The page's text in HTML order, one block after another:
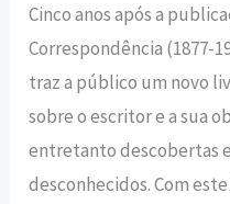
Cinco anos após a
Correspondência (1877-
traz a público um novo
sobre o escritor e a sua
entretanto descobertas
desconhecidos. Com